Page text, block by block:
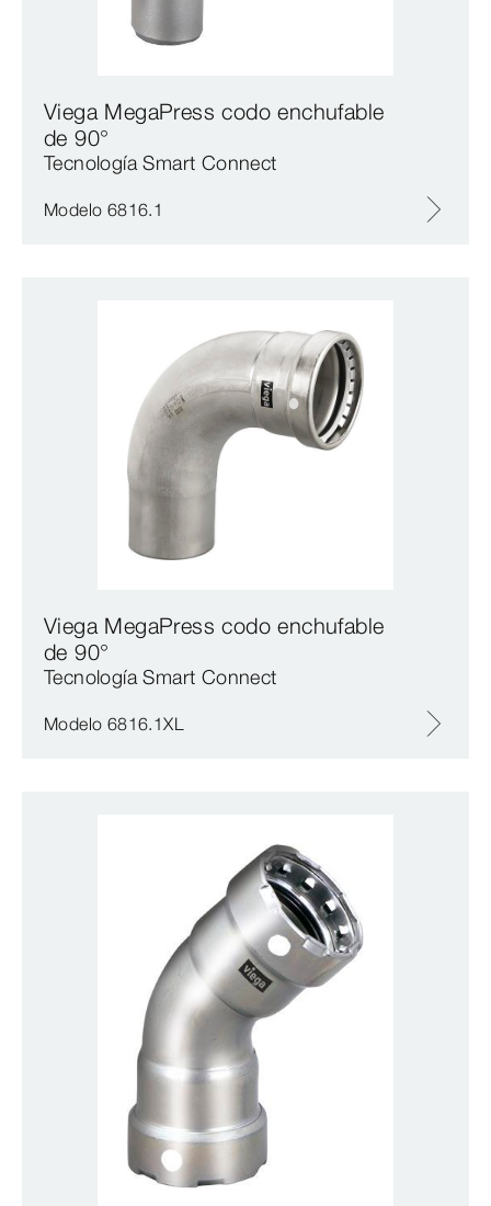
Viega MegaPress codo enchufable
de 90°
Tecnología Smart Connect
Modelo 6816.1
Viega MegaPress codo enchufable
de 90°
Tecnología Smart Connect
Modelo 6816.1XL